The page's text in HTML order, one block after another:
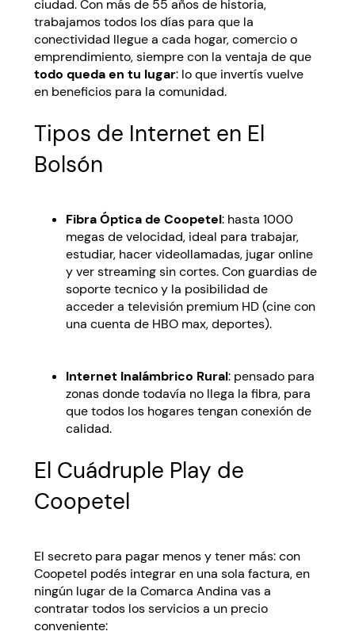
ciudad. Con más de 55 años de historia,
trabajamos todos los días para que la
conectividad llegue a cada hogar, comercio o
emprendimiento, siempre con la ventaja de que
todo queda en tu lugar: lo que invertís vuelve
en beneficios para la comunidad.
Tipos de Internet en El
Bolsón
Fibra Óptica de Coopetel: hasta 1000
megas de velocidad, ideal para trabajar,
estudiar, hacer videollamadas, jugar online
y ver streaming sin cortes. Con guardias de
soporte tecnico y la posibilidad de
acceder a televisión premium HD (cine con
una cuenta de HBO max, deportes).
Internet Inalámbrico Rural: pensado para
zonas donde todavía no llega la fibra, para
que todos los hogares tengan conexión de
calidad.
El Cuádruple Play de
Coopetel
El secreto para pagar menos y tener más: con
Coopetel podés integrar en una sola factura, en
ningún lugar de la Comarca Andina vas a
contratar todos los servicios a un precio
conveniente: